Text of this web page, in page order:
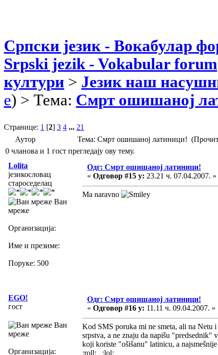
Српски језик - Вокабулар
Srpski jezik - Vokabular forum
култури > Језик наш
e) > Тема: Смрт ошишаној
Странице: 1 [2] 3 4 ... 21
Аутор
Тема: Смрт ошишаној латиници!
0 чланова и 1 гост прегледају ову тему.
Lolita
језикословац
староседелац
Ван
мреже
Организација:
Име и презиме:
Поруке: 500
Одг: Смрт ошишаној латиници!
« Одговор #15 у: 23.21 ч. 07.04.2007. »
Ma naravno
EGO!
гост
Ван
мреже
Организација:
Одг: Смрт ошишаној латиници!
« Одговор #16 у: 11.11 ч. 09.04.2007. »
Kod SMS poruka mi ne smeta, ali na Netu
srpstva, a ne znaju da napišu
koji koriste "ošišanu" latinicu, a
:roll: :lol: